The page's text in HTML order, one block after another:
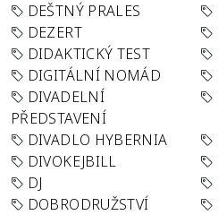
DEŠTNÝ PRALES
DEZERT
DIDAKTICKÝ TEST
DIGITÁLNÍ NOMÁD
DIVADELNÍ
PŘEDSTAVENÍ
DIVADLO HYBERNIA
DIVOKEJBILL
DJ
DOBRODRUŽSTVÍ